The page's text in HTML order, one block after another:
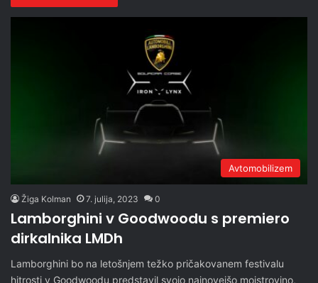
Avtomobilizem
Žiga Kolman 7. julija, 2023 0
Lamborghini v Goodwoodu s premiero
dirkalnika LMDh
Lamborghini bo na letošnjem težko pričakovanem festivalu
hitrosti v Goodwoodu predstavil svojo najnovejšo mojstrovino,